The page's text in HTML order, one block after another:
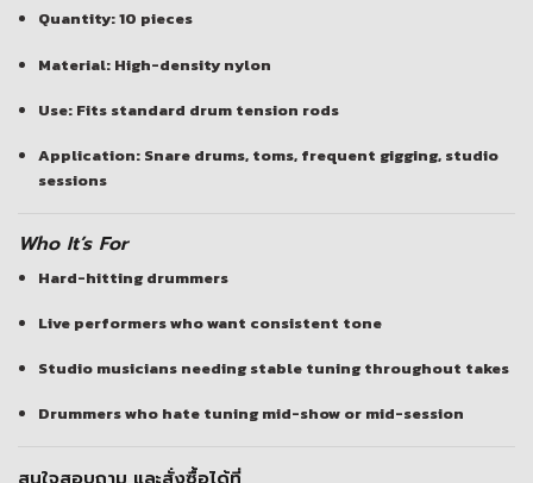
Quantity: 10 pieces
Material: High-density nylon
Use: Fits standard drum tension rods
Application: Snare drums, toms, frequent gigging, studio
sessions
Who It’s For
Hard-hitting drummers
Live performers who want consistent tone
Studio musicians needing stable tuning throughout takes
Drummers who hate tuning mid-show or mid-session